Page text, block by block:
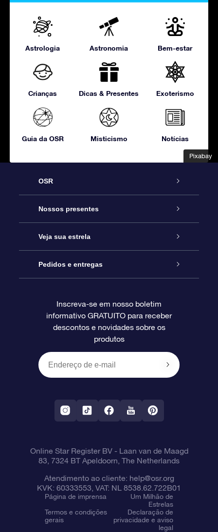
Pixabay
Pixabay
Astrologia Astronomia Bem-estar
Crianças Dicas & Presentes Exoterismo
Guia da OSR Misticismo Notícias
OSR
Serviço
Entre em contato conosco
Blog
Avaliações
Nossos presentes
Presente estrelar on-line
Pacote de presente da OSR
O cartão de presente da OSR
Presentes corporativos
Veja sua estrela
Star Register
Página estelar personalizada
Um Milhão de Estrelas
OSR Starsaver
Aplicativo RV Fly me to the stars
Pedidos e entregas
Informações de pagamento
Política de devolução
Constelações
Inscreva-se em nosso boletim
informativo GRATUITO para receber
descontos e novidades sobre os
produtos
Online Star Register BV- Laan van de Maagd
83, 7324 BT Apeldoorn, The Netherlands
Atendimento ao cliente: help@osr.org
KVK: 60333553, VAT: NL 8538.62.722B01
Página de imprensa
Um Milhão de
Estrelas
Termos e condições
gerais
Declaração de
privacidade e aviso
legal